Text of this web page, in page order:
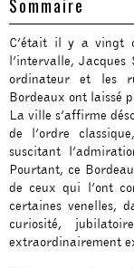
Sommaire
C’était il y a vingt
l’intervalle,
ordinateur et les
Bordeaux ont laissé
La ville s’affirme
de l’ordre
suscitant
Pourtant, ce
de ceux qui l’ont
certaines venelles,
curiosité,
extraordinairement